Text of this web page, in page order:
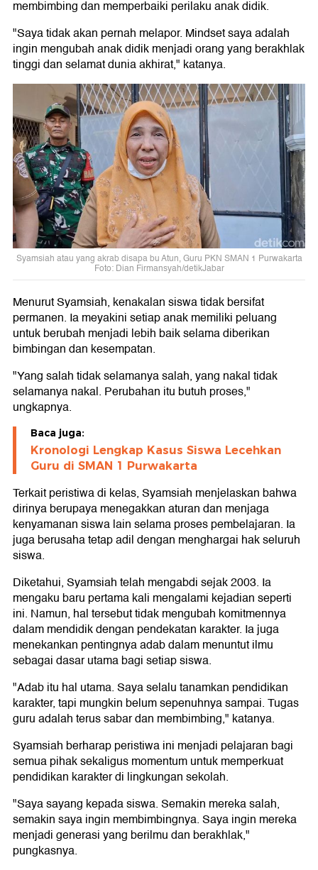
membimbing dan memperbaiki perilaku anak didik.
"Saya tidak akan pernah melapor. Mindset saya adalah
ingin mengubah anak didik menjadi orang yang berakhlak
tinggi dan selamat dunia akhirat," katanya.
Syamsiah atau yang akrab disapa bu Atun, Guru PKN SMAN 1 Purwakarta
Foto: Dian Firmansyah/detikJabar
Menurut Syamsiah, kenakalan siswa tidak bersifat
permanen. Ia meyakini setiap anak memiliki peluang
untuk berubah menjadi lebih baik selama diberikan
bimbingan dan kesempatan.
"Yang salah tidak selamanya salah, yang nakal tidak
selamanya nakal. Perubahan itu butuh proses,"
ungkapnya.
Baca juga:
Kronologi Lengkap Kasus Siswa Lecehkan
Guru di SMAN 1 Purwakarta
Terkait peristiwa di kelas, Syamsiah menjelaskan bahwa
dirinya berupaya menegakkan aturan dan menjaga
kenyamanan siswa lain selama proses pembelajaran. Ia
juga berusaha tetap adil dengan menghargai hak seluruh
siswa.
Diketahui, Syamsiah telah mengabdi sejak 2003. Ia
mengaku baru pertama kali mengalami kejadian seperti
ini. Namun, hal tersebut tidak mengubah komitmennya
dalam mendidik dengan pendekatan karakter. Ia juga
menekankan pentingnya adab dalam menuntut ilmu
sebagai dasar utama bagi setiap siswa.
"Adab itu hal utama. Saya selalu tanamkan pendidikan
karakter, tapi mungkin belum sepenuhnya sampai. Tugas
guru adalah terus sabar dan membimbing," katanya.
Syamsiah berharap peristiwa ini menjadi pelajaran bagi
semua pihak sekaligus momentum untuk memperkuat
pendidikan karakter di lingkungan sekolah.
"Saya sayang kepada siswa. Semakin mereka salah,
semakin saya ingin membimbingnya. Saya ingin mereka
menjadi generasi yang berilmu dan berakhlak,"
pungkasnya.